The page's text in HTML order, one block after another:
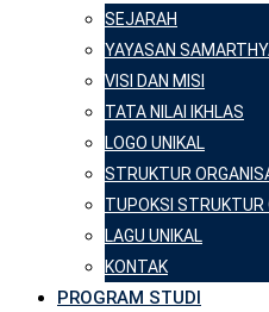
SEJARAH
YAYASAN
VISI DAN MISI
TATA NILAI IKHLAS
LOGO UNIKAL
STRUKTUR
TUPOKSI STRUKTUR
LAGU UNIKAL
KONTAK
PROGRAM STUDI